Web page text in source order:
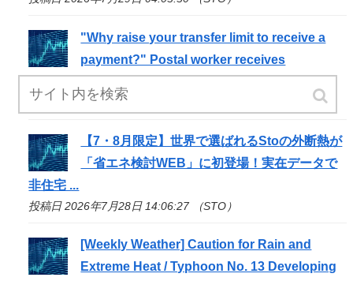
"Why raise your transfer limit to receive a
payment?" Postal worker receives
投稿日 2026年7月29日 00:09:46 （STO）
【7・8月限定】世界で選ばれるStoの外断熱が
「省エネ検討WEB」に初登場！実在データで
非住宅 ...
投稿日 2026年7月28日 14:06:27 （STO）
[Weekly Weather] Caution for Rain and
Extreme Heat / Typhoon No. 13 Developing